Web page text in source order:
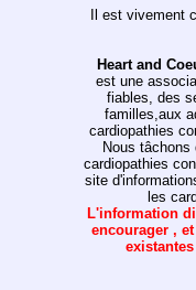
Il est vivement
Heart and
est une
fiables, des
familles,aux
cardiopathies
Nous tâchons
cardiopathies
site
les
L'information
encourager ,